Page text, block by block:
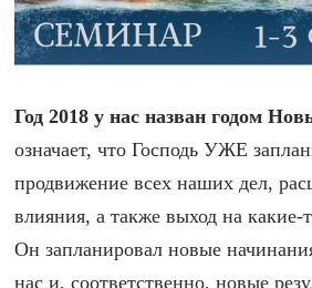
Год 2018 у нас назван годом
означает, что Господь УЖЕ
продвижение всех наших дел,
влияния, а также выход на
Он запланировал новые
нас и, соответственно, новые